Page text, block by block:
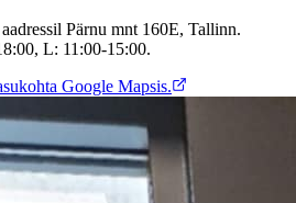
Pärnu mnt 160E, Tallinn.
L: 11:00-15:00.
Google Mapsis.